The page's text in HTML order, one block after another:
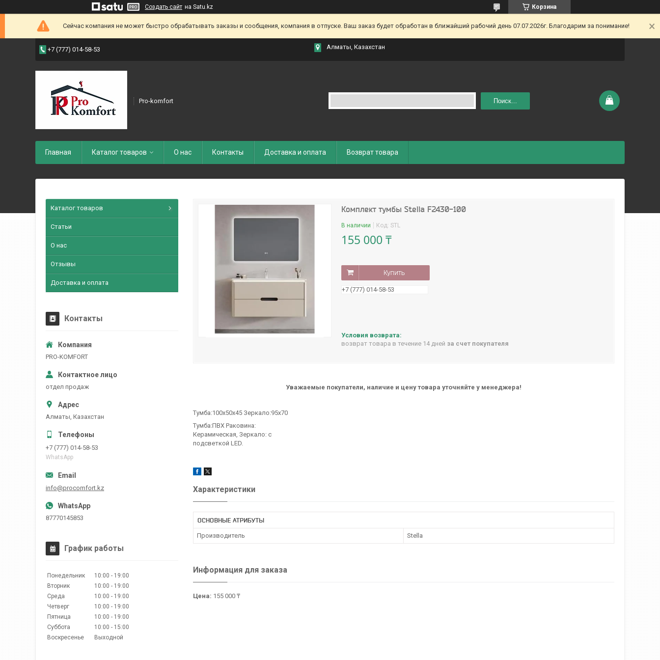
Создать сайт на Satu.kz Корзина
Сейчас компания не может быстро обрабатывать заказы и сообщения, компания в отпуске. Ваш заказ будет обработан в ближайший рабочий день 07.07.2026г. Благодарим за понимание!
+7 (777) 014-58-53 Алматы, Казахстан
Pro-komfort Поиск...
Главная Каталог товаров О нас Контакты Доставка и оплата Возврат товара
Комплект тумбы Stella F2430-100
В наличии Код: STL
155 000 ₸
Купить
+7 (777) 014-58-53
возврат товара в течение 14 дней за счет покупателя
Уважаемые покупатели, наличие и цену товара уточняйте у менеджера!
Тумба:100х50х45 Зеркало:95х70
Тумба:ПВХ Раковина:
Керамическая, Зеркало: с
подсветкой LED.
Характеристики
ОСНОВНЫЕ АТРИБУТЫ
Производитель Stella
Информация для заказа
Цена: 155 000 ₸
Каталог товаров
Статьи
О нас
Отзывы
Доставка и оплата
Контакты
PRO-KOMFORT
отдел продаж
Алматы, Казахстан
+7 (777) 014-58-53
WhatsApp
info@procomfort.kz
87770145853
График работы
Понедельник 10:00
19:00
Вторник
10:00
19:00
Среда
10:00
19:00
Четверг
10:00
19:00
Пятница
10:00
19:00
Суббота
10:00
15:00
Воскресенье
Выходной